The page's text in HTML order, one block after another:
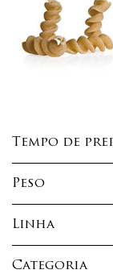
Tempo de
Peso
Linha
Categoria